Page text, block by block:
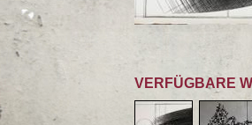
VERFÜGBARE